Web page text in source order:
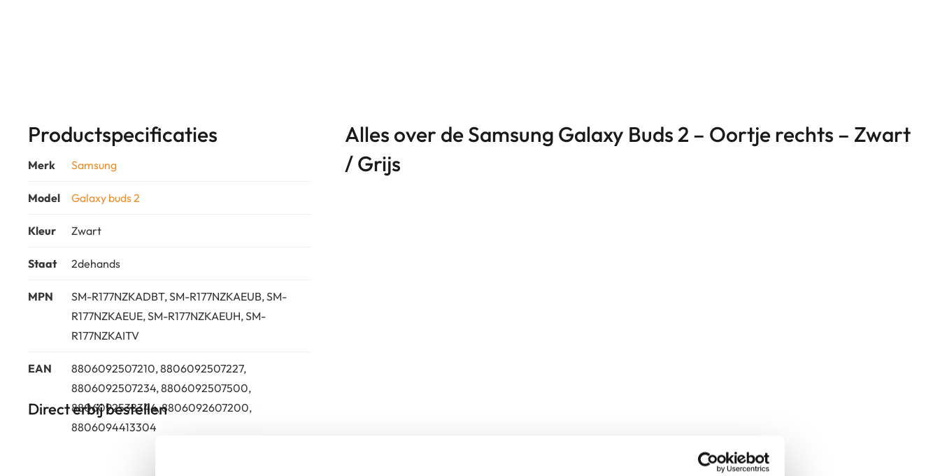
Productspecificaties
Merk Samsung
Model Galaxy buds 2
Kleur Zwart
Staat 2dehands
MPN
SM-R177NZKADBT, SM-R177NZKAEUB, SM-
R177NZKAEUE, SM-R177NZKAEUH, SM-
R177NZKAITV
EAN
8806092507210, 8806092507227,
8806092507234, 8806092507500,
8806092538344, 8806092607200,
8806094413304
Alles over de Samsung Galaxy Buds 2 – Oortje rechts – Zwart
/ Grijs
Direct erbij bestellen